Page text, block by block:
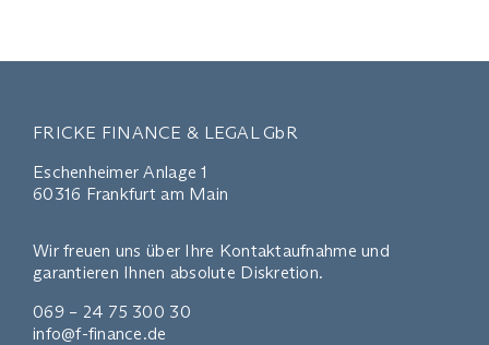
FRICKE FINANCE & LEGAL GbR
Eschenheimer Anlage 1
60316 Frankfurt am Main
Wir freuen uns über Ihre Kontaktaufnahme und
garantieren Ihnen absolute Diskretion.
069 – 24 75 300 30
info@f-finance.de